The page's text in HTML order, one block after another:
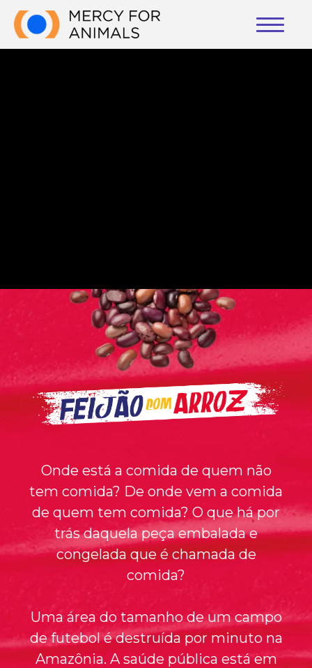
Onde está a comida de quem não
tem comida? De onde vem a comida
de quem tem comida? O que há por
trás daquela peça embalada e
congelada que é chamada de
comida?
Uma área do tamanho de um campo
de futebol é destruída por minuto na
Amazônia. A saúde pública está em